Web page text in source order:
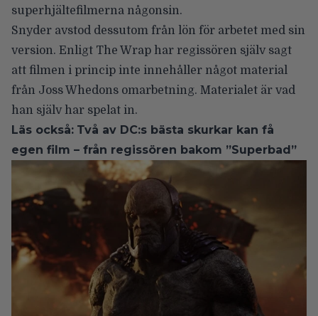
superhjältefilmerna någonsin.
Snyder avstod dessutom från lön för arbetet med sin
version. Enligt The Wrap har regissören själv sagt
att filmen i princip inte innehåller något material
från Joss Whedons omarbetning. Materialet är vad
han själv har spelat in.
Läs också: Två av DC:s bästa skurkar kan få
egen film – från regissören bakom ”Superbad”